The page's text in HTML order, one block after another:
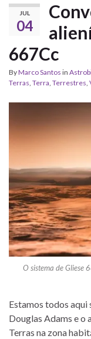
JUL
04
667Cc
ByMarco Santos in
Terras, Terra, Terrestres,
O sis­tema de Gliese
Estamos to­dos aqui
Douglas Adams e o
Terras na zona